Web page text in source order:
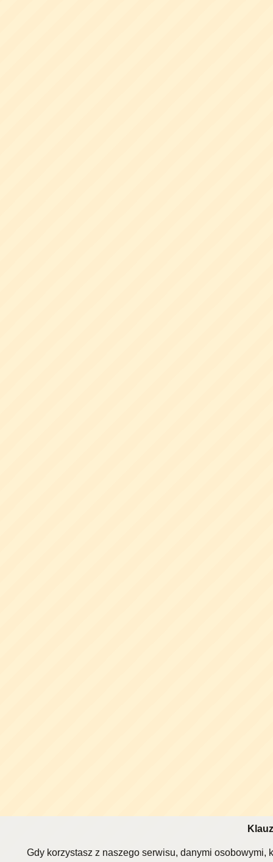
Gdy korzystasz z naszego serwisu, danymi osobowymi,